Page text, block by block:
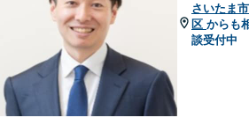
さいたま
区 からも
談受付中